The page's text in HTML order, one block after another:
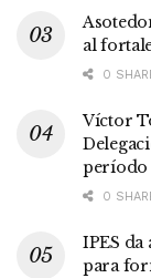
al
0
Víctor
período
0
IPES
para